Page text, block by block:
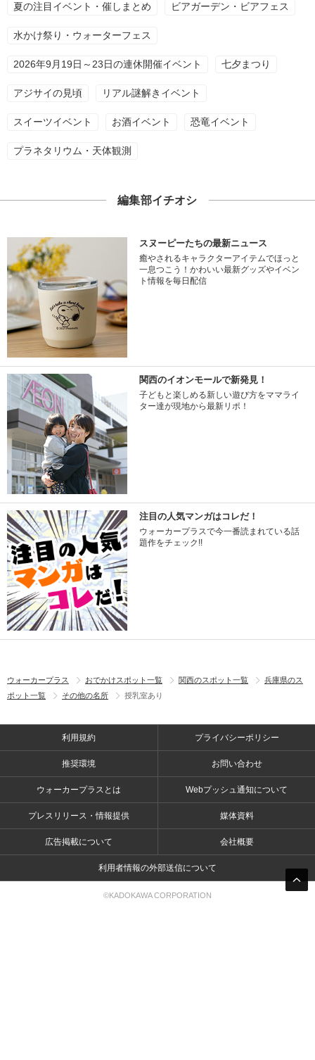
夏の注目イベント・催しまとめ ビアガーデン・ビアフェス
水かけ祭り・ウォーターフェス
2026年9月19日～23日の連休開催イベント 七夕まつり
アジサイの見頃 リアル謎解きイベント
スイーツイベント お酒イベント 恐竜イベント
プラネタリウム・天体観測
編集部イチオシ
スヌーピーたちの最新ニュース
癒やされるキャラクターアイテムでほっと
一息つこう！かわいい最新グッズやイベン
ト情報を毎日配信
関西のイオンモールで新発見！
子どもと楽しめる新しい遊び方をママライ
ター達が現地から最新リポ！
注目の人気マンガはコレだ！
ウォーカープラスで今一番読まれている話
題作をチェック!!
ウォーカープラス おでかけスポット一覧 関西のスポット一覧
兵庫県のス
ポット一覧
その他の名所 授乳室あり
利用規約 プライバシーポリシー
推奨環境 お問い合わせ
ウォーカープラスとは Webプッシュ通知について
プレスリリース・情報提供 媒体資料
広告掲載について 会社概要
利用者情報の外部送信について
©KADOKAWA CORPORATION